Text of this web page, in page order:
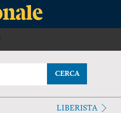
CERCA
LIBERISTA